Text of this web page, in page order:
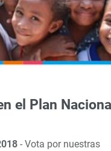
el Plan
-Vota por nuestras